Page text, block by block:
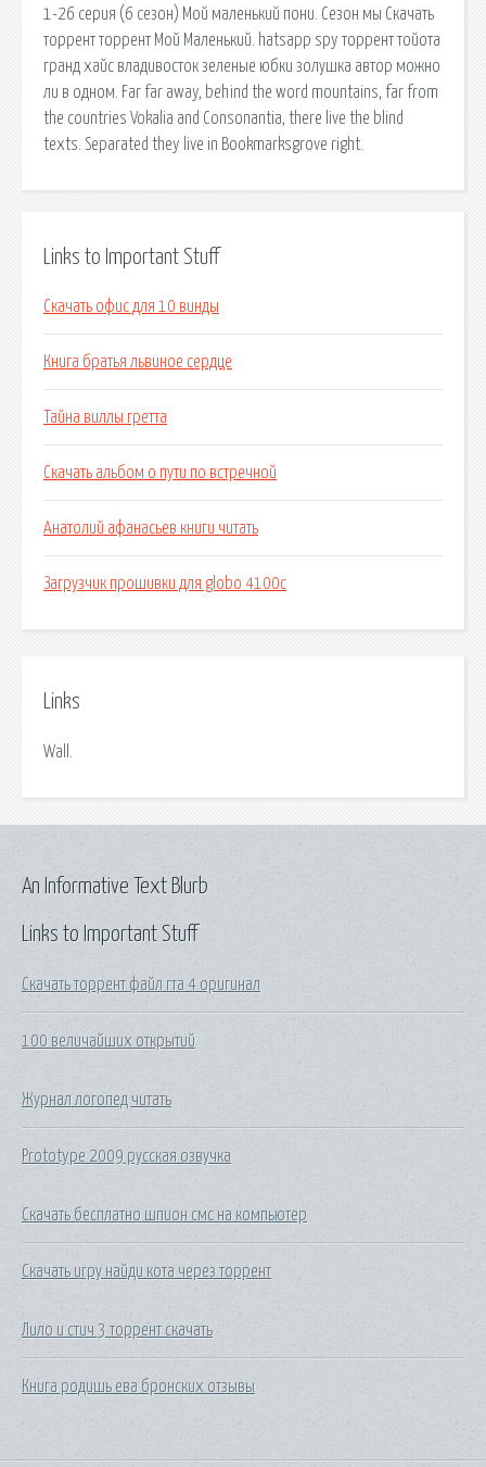
1-26 серия (6 сезон) Мой маленький пони. Сезон мы Скачать
торрент торрент Мой Маленький. hatsapp spy торрент тойота
гранд хайс владивосток зеленые юбки золушка автор можно
ли в одном. Far far away, behind the word mountains, far from
the countries Vokalia and Consonantia, there live the blind
texts. Separated they live in Bookmarksgrove right.
Links to Important Stuff
Скачать офис для 10 винды
Книга братья львиное сердце
Тайна виллы гретта
Скачать альбом о пути по встречной
Анатолий афанасьев книги читать
Загрузчик прошивки для globo 4100c
Links
Wall.
Links to Important Stuff
Скачать торрент файл гта 4 оригинал
100 величайших открытий
Журнал логопед читать
Prototype 2009 русская озвучка
Скачать бесплатно шпион смс на компьютер
Скачать игру найди кота через торрент
Лило и стич 3 торрент скачать
Книга родишь ева бронских отзывы
An Informative Text Blurb